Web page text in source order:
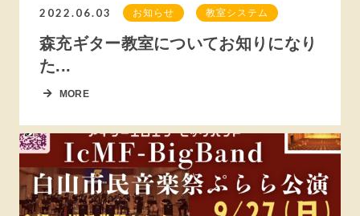
2022.06.03 お知らせ 教室システム
森充ギター教室についてお知りになり
た...
MORE